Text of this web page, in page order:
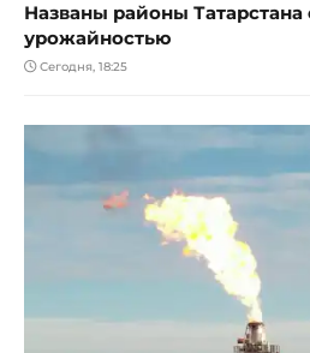
Названы районы
урожайностью
Сегодня, 18:25